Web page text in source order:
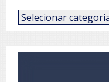
Categorias
de